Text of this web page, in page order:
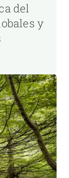
del
y